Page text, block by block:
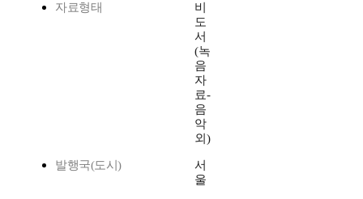
자료형태
비
도
서
(녹
음
자
료-
음
악
외)
발행국(도시)
서
울